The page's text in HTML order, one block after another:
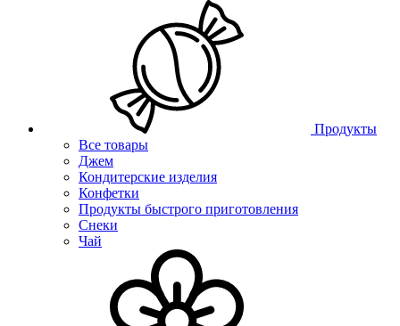
Продукты
Все товары
Джем
Кондитерские изделия
Конфетки
Продукты быстрого приготовления
Снеки
Чай